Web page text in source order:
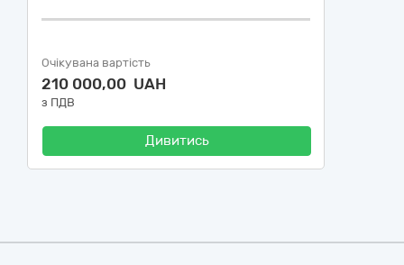
Очікувана вартість
210 000,00 UAH
з ПДВ
Дивитись